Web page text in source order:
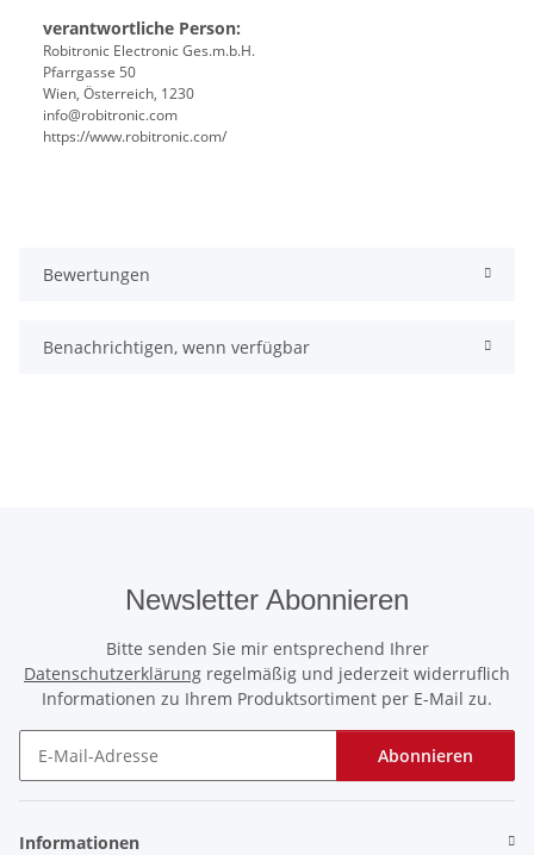
verantwortliche Person:
Robitronic Electronic Ges.m.b.H.
Pfarrgasse 50
Wien, Österreich, 1230
info@robitronic.com
https://www.robitronic.com/
Bewertungen
Benachrichtigen, wenn verfügbar
Newsletter Abonnieren
Bitte senden Sie mir entsprechend Ihrer
Datenschutzerklärung regelmäßig und jederzeit widerruflich
Informationen zu Ihrem Produktsortiment per E-Mail zu.
Abonnieren
Informationen